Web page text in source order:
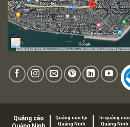
Quảng cáo
Quảng cáo tại
Quảng Ninh
In quảng cáo
Quảng Ninh